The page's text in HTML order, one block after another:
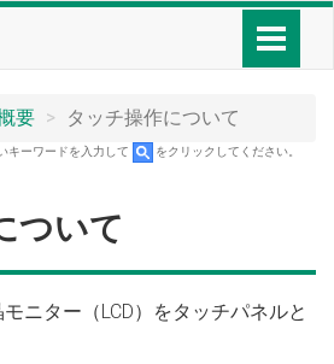
要 タッチ操作について
キーワードを入力して をクリックしてください。
ついて
ニター（LCD）をタッチパネルと